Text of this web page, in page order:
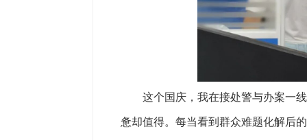
这个国庆，我在接处警与办案一线
惫却值得。每当看到群众难题化解后